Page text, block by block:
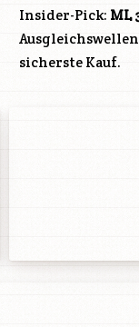
Insider-Pick: ML
sicherste Kauf.